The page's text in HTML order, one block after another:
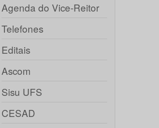
Agenda do Vice-Reitor
Telefones
Editais
Ascom
Sisu UFS
CESAD